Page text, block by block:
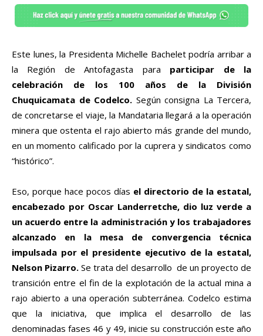
Este lunes, la Presidenta Michelle Bachelet podría arribar a
la Región de Antofagasta para participar de la
celebración de los 100 años de la División
Chuquicamata de Codelco. Según consigna La Tercera,
de concretarse el viaje, la Mandataria llegará a la operación
minera que ostenta el rajo abierto más grande del mundo,
en un momento calificado por la cuprera y sindicatos como
“histórico”.
Eso, porque hace pocos días el directorio de la estatal,
encabezado por Oscar Landerretche, dio luz verde a
un acuerdo entre la administración y los trabajadores
alcanzado en la mesa de convergencia técnica
impulsada por el presidente ejecutivo de la estatal,
Nelson Pizarro. Se trata del desarrollo de un proyecto de
transición entre el fin de la explotación de la actual mina a
rajo abierto a una operación subterránea. Codelco estima
que la iniciativa, que implica el desarrollo de las
denominadas fases 46 y 49, inicie su construcción este año